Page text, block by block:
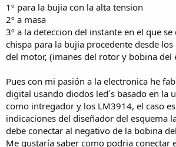
1º para la bujia con la alta tension
2º a masa
3º a la deteccion del instante en el que
chispa para la bujia procedente desde
del motor, (imanes del rotor y bobina del
Pues con mi pasión a la electronica he
digital usando diodos led´s basado en la
como intregador y los LM3914, el caso
indicaciones del diseñador del esquema
debe conectar al negativo de la bobina
Me gustaría saber como podria conectar